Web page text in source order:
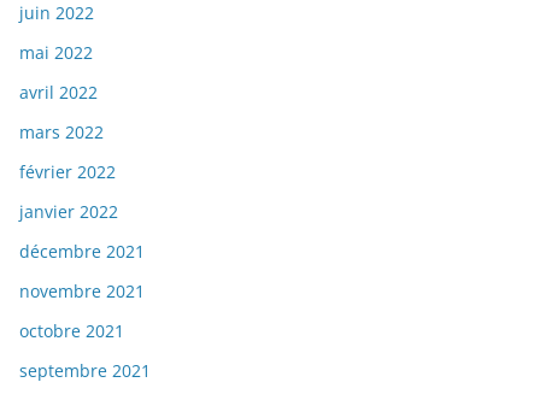
juin 2022
mai 2022
avril 2022
mars 2022
février 2022
janvier 2022
décembre 2021
novembre 2021
octobre 2021
septembre 2021